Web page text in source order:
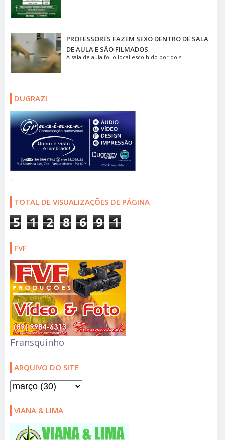
PROFESSORES FAZEM SEXO DENTRO DE SALA
DE AULA E SÃO FILMADOS
A sala de aula foi o local escolhido por dois...
DUGRAZI
.
TOTAL DE VISUALIZAÇÕES DE PÁGINA
5 1 2 8 6 9 1
FVF
Fransquinho
ARQUIVO DO SITE
VIANA & LIMA